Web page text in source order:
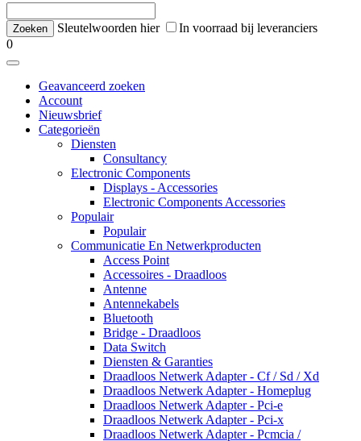
Sleutelwoorden hier
In voorraad bij leveranciers
0
Geavanceerd zoeken
Account
Nieuwsbrief
Categorieën
Diensten
Consultancy
Electronic Components
Displays - Accessories
Electronic Components Accessories
Populair
Populair
Communicatie En Netwerkproducten
Access Point
Accessoires - Draadloos
Antenne
Antennekabels
Bluetooth
Bridge - Draadloos
Data Switch
Diensten & Garanties
Draadloos Netwerk Adapter - Cf / Sd / Xd
Draadloos Netwerk Adapter - Homeplug
Draadloos Netwerk Adapter - Pci-e
Draadloos Netwerk Adapter - Pci-x
Draadloos Netwerk Adapter - Pcmcia /